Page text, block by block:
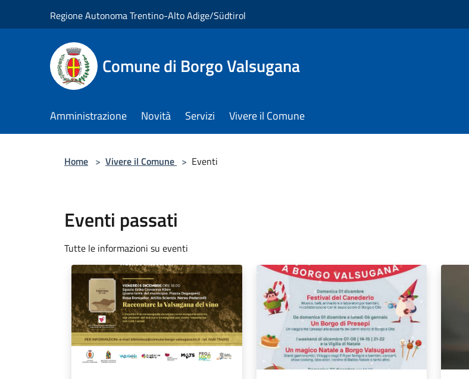
Regione Autonoma Trentino-Alto Adige/Südtirol
Comune di Borgo Valsugana
Amministrazione Novità Servizi Vivere il Comune
Home > Vivere il Comune > Eventi
Eventi passati
Tutte le informazioni su eventi